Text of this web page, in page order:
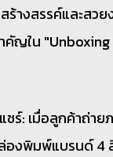
างสรรค์และสวย
คัญใน "Unboxing
ชร์: เมื่อลูกค้าถ่า
องพิมพ์แบรนด์ 4